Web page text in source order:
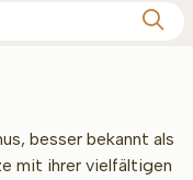
besser bekannt als
mit ihrer vielfältigen